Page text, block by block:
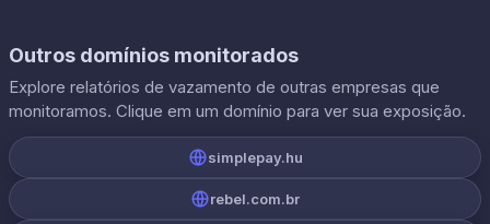
Outros domínios monitorados
Explore relatórios de vazamento de outras empresas que
monitoramos. Clique em um domínio para ver sua exposição.
simplepay.hu
rebel.com.br